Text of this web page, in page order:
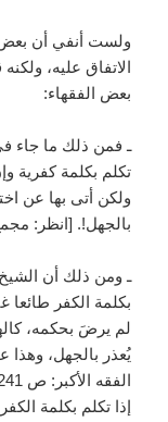
ولست أنفي أن بعض
الاتفاق عليه،
بعض الفقهاء:
ـ فمن ذلك ما جاء
تكلم بكلمة كفرية
ولكن أتى بها عن
بالجهل!. [انظر: مجمع
ـ ومن ذلك أن
بكلمة الكفر طائعا
لم يرضَ بحكمه،
يُعذر بالجهل، وهذا
إذا تكلم بكلمة